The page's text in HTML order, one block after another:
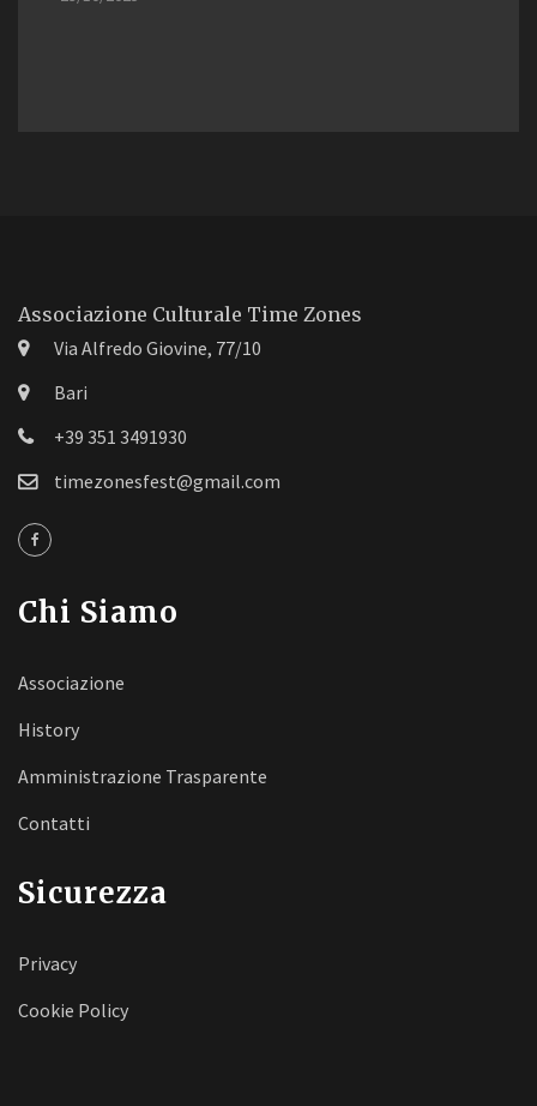
Associazione Culturale Time Zones
Via Alfredo Giovine, 77/10
Bari
+39 351 3491930
timezonesfest@gmail.com
Chi Siamo
Associazione
History
Amministrazione Trasparente
Contatti
Sicurezza
Privacy
Cookie Policy